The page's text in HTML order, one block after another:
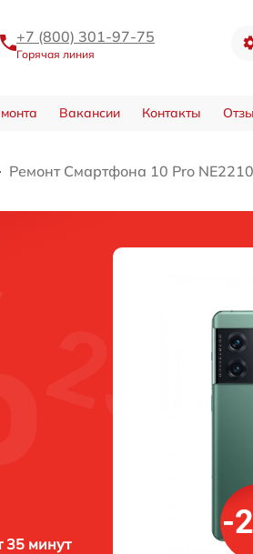
+7 (800) 301-97-75
Горячая линия
Вакансии Контакты
Ремонт Смартфона 10 Pro NE2210
35 минут
-